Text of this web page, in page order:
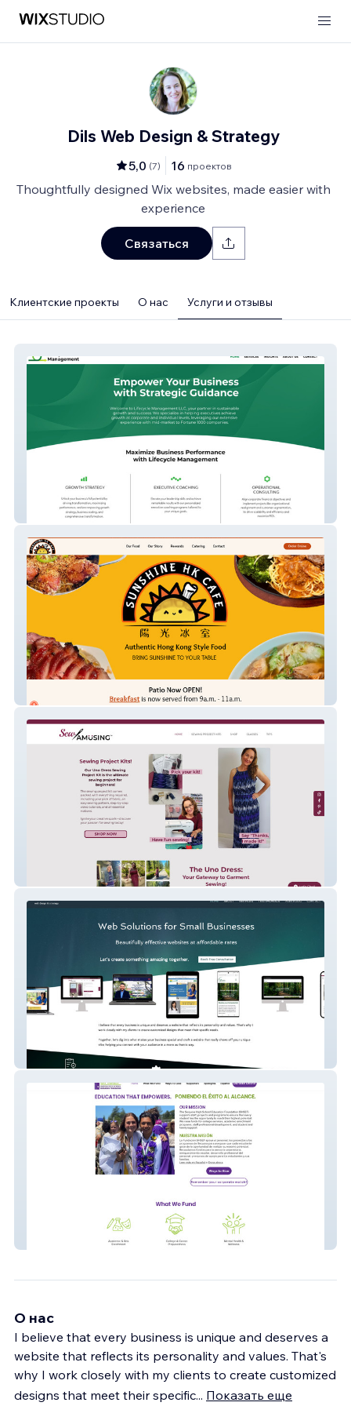
Dils Web Design & Strategy
5,0 (7) 16 проектов
Thoughtfully designed Wix websites, made easier with
experience
Связаться
Клиентские проекты О нас Услуги и отзывы
Lifecycle Management
Sunshine HK Cafe
Sew Amusing
Dils Web
О нас
I believe that every business is unique and deserves a
website that reflects its personality and values. That's
why I work closely with my clients to create customized
designs that meet their specific... Показать еще